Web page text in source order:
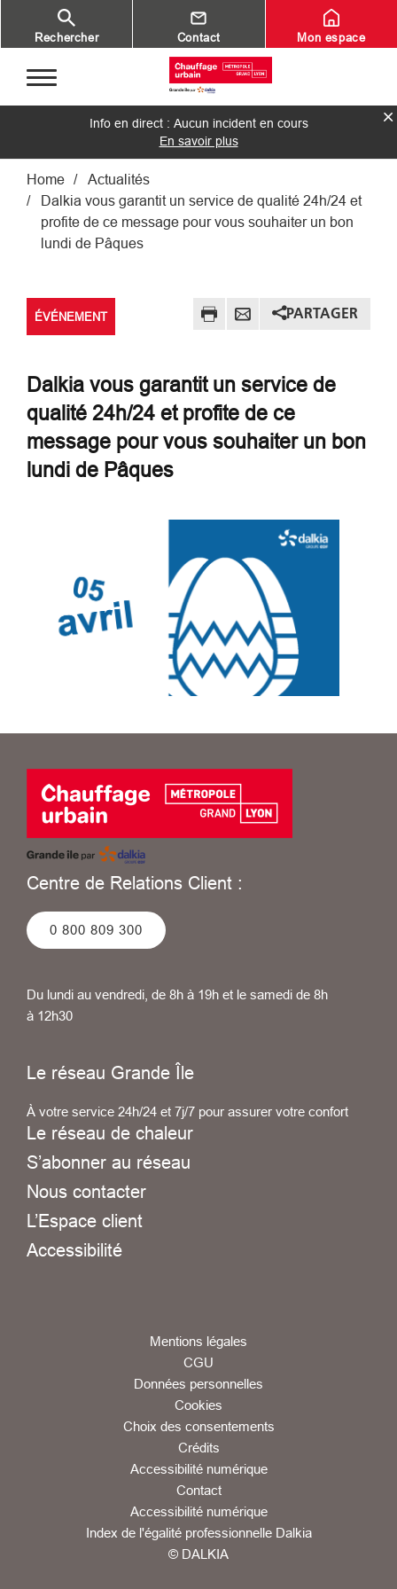
Aller au contenu principal
Rechercher Contact Mon espace
Info en direct : Aucun incident en cours
En savoir plus
Fil d'Ariane
Home
Actualités
Dalkia vous garantit un service de qualité 24h/24 et
profite de ce message pour vous souhaiter un bon
lundi de Pâques
ÉVÉNEMENT PARTAGER
Dalkia vous garantit un service de
qualité 24h/24 et profite de ce
message pour vous souhaiter un bon
lundi de Pâques
Centre de Relations Client :
0 800 809 300
Du lundi au vendredi, de 8h à 19h et le samedi de 8h
à 12h30
Le réseau Grande Île
À votre service 24h/24 et 7j/7 pour assurer votre confort
Le réseau de chaleur
S’abonner au réseau
Nous contacter
L’Espace client
Accessibilité
Mentions légales
CGU
Données personnelles
Cookies
Choix des consentements
Crédits
Accessibilité numérique
Contact
Accessibilité numérique
Index de l'égalité professionnelle Dalkia
© DALKIA